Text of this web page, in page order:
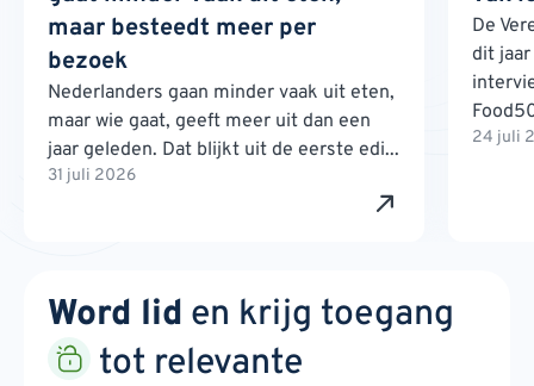
maar besteedt meer per
bezoek
Nederlanders gaan minder vaak uit eten,
maar wie gaat, geeft meer uit dan een
jaar geleden. Dat blijkt uit de eerste edi...
31 juli 2026
De
dit
24 juli
Word lid en krijg toegang
tot relevante